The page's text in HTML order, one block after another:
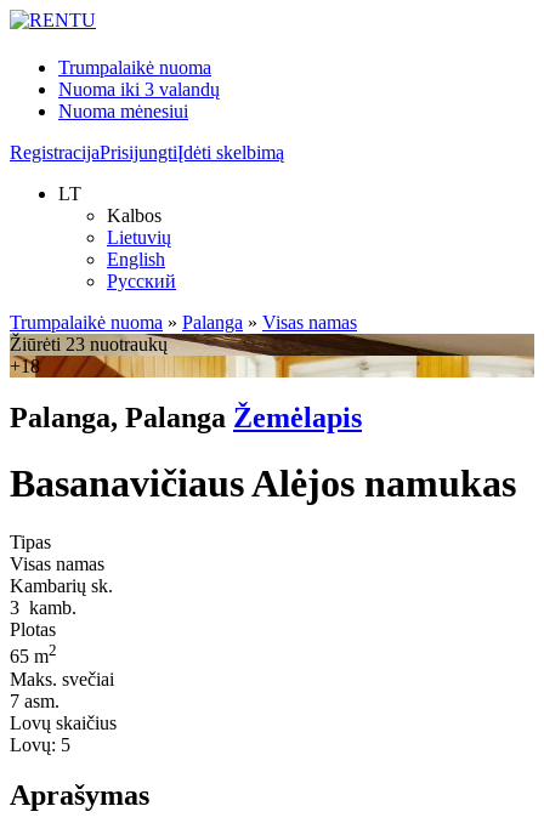
Trumpalaikė nuoma
Nuoma iki 3 valandų
Nuoma mėnesiui
RegistracijaPrisijungtiĮdėti skelbimą
LT
Kalbos
Lietuvių
English
Русский
Trumpalaikė nuoma » Palanga » Visas namas
Žiūrėti 23 nuotraukų
+18
Palanga, Palanga Žemėlapis
Basanavičiaus Alėjos namukas
Tipas
Visas namas
Kambarių sk.
3 kamb.
Plotas
65 m2
Maks. svečiai
7 asm.
Lovų skaičius
Lovų: 5
Aprašymas